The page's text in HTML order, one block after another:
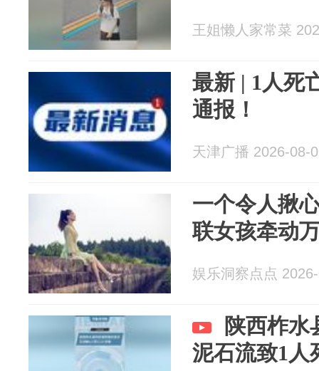
王姐懒人家常菜
最新 | 1人死
通报！
天津广播 2026-08-
一个令人揪
联女孩牵动
娱乐洞察点点
陕西柞水
泥石流致1人